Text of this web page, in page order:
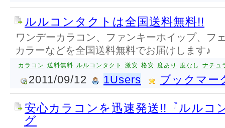
ルルコンタクトは全国送料無料!!
ワンデーカラコン、ファンキーホイップ、フ
カラーなどを全国送料無料でお届けします♪
カラコン 送料無料 ルルコンタクト 激安 格安 度あり 度なし ナチュ
2011/09/12 1Users ブックマー
安心カラコンを迅速発送!!『ルルコ
グ